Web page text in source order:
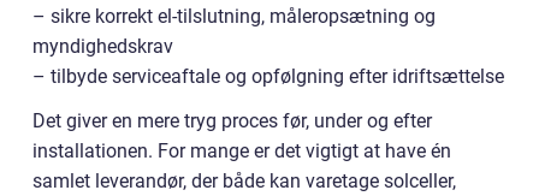
– sikre korrekt el-tilslutning, måleropsætning og
myndighedskrav
– tilbyde serviceaftale og opfølgning efter idriftsættelse
Det giver en mere tryg proces før, under og efter
installationen. For mange er det vigtigt at have én
samlet leverandør, der både kan varetage solceller,